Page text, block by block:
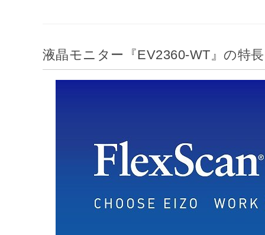
液晶モニター『EV2360-WT』の特長